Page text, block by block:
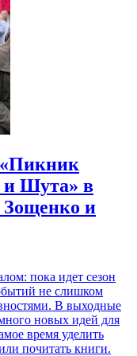
«Пикник
и Шута» в
Зощенко и
пока идет сезон
не слишком
В выходные
новых идей для
время уделить
почитать книги.